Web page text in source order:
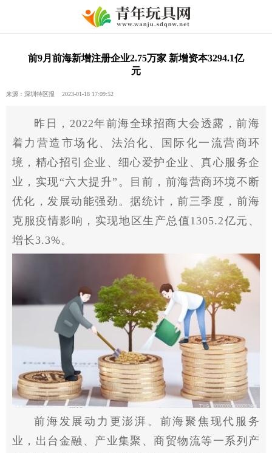
前9月前海新增注册企业2.75万家 新增资本3294.1亿
元
来源：深圳特区报 2023-01-18 17:09:52
昨日，2022年前海全球招商大会透露，前海
着力营造市场化、法治化、国际化一流营商环
境，精心招引企业、细心爱护企业、真心服务企
业，实现“六大提升”。目前，前海营商环境不断
优化，发展动能强劲。据统计，前三季度，前海
克服疫情影响，实现地区生产总值1305.2亿元、
增长3.3%。
前海发展动力更澎湃。前海聚焦现代服务
业，出台金融、产业集聚、商贸物流等一系列产